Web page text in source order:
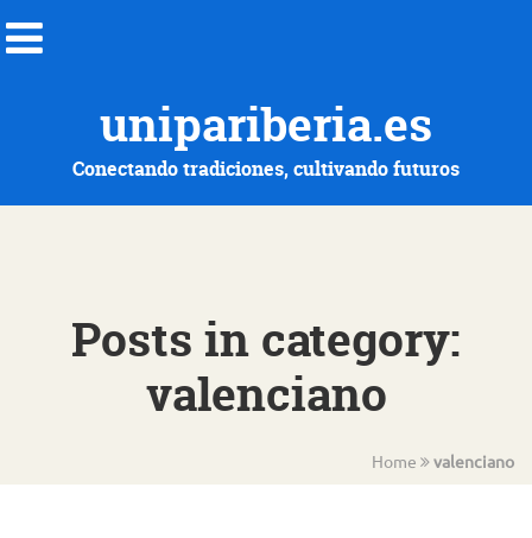
unipariberia.es
Conectando tradiciones, cultivando futuros
Posts in category:
valenciano
Home valenciano